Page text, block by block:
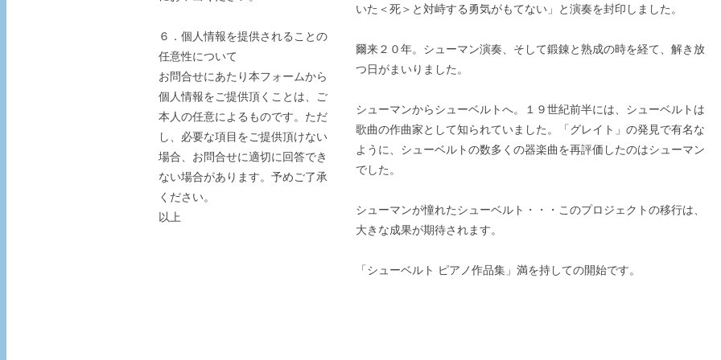
いた＜死＞と対峙する勇気がもてない」と演奏を封印しました。
爾来２０年。シューマン演奏、そして鍛錬と熟成の時を経て、解き放
つ日がまいりました。
シューマンからシューベルトへ。１９世紀前半には、シューベルトは
歌曲の作曲家として知られていました。「グレイト」の発見で有名な
ように、シューベルトの数多くの器楽曲を再評価したのはシューマン
でした。
シューマンが憧れたシューベルト・・・このプロジェクトの移行は、
大きな成果が期待されます。
「シューベルト ピアノ作品集」満を持しての開始です。
６．個人情報を提供されることの
任意性について
お問合せにあたり本フォームから
個人情報をご提供頂くことは、ご
本人の任意によるものです。ただ
し、必要な項目をご提供頂けない
場合、お問合せに適切に回答でき
ない場合があります。予めご了承
ください。
以上